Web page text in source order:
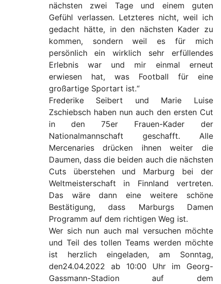
nächsten zwei Tage und einem guten
Gefühl verlassen. Letzteres nicht, weil ich
gedacht hätte, in den nächsten Kader zu
kommen, sondern weil es für mich
persönlich ein wirklich sehr erfüllendes
Erlebnis war und mir einmal erneut
erwiesen hat, was Football für eine
großartige Sportart ist.“
Frederike Seibert und Marie Luise
Zschiebsch haben nun auch den ersten Cut
in den 75er Frauen-Kader der
Nationalmannschaft geschafft. Alle
Mercenaries drücken ihnen weiter die
Daumen, dass die beiden auch die nächsten
Cuts überstehen und Marburg bei der
Weltmeisterschaft in Finnland vertreten.
Das wäre dann eine weitere schöne
Bestätigung, dass Marburgs Damen
Programm auf dem richtigen Weg ist.
Wer sich nun auch mal versuchen möchte
und Teil des tollen Teams werden möchte
ist herzlich eingeladen, am Sonntag,
den24.04.2022 ab 10:00 Uhr im Georg-
Gassmann-Stadion auf dem